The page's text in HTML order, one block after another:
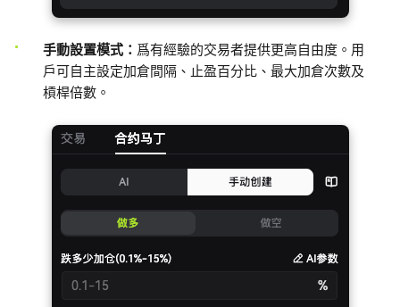
手動設置模式： 爲有經驗的交易者提供更高自由度。用
戶可自主設定加倉間隔、止盈百分比、最大加倉次數及
槓桿倍數。